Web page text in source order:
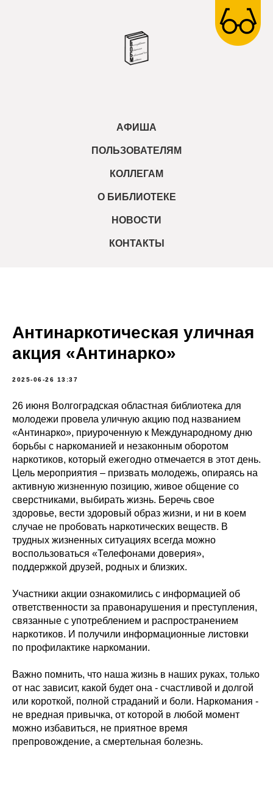
АФИША
ПОЛЬЗОВАТЕЛЯМ
КОЛЛЕГАМ
О БИБЛИОТЕКЕ
НОВОСТИ
КОНТАКТЫ
Антинаркотическая уличная
акция «Антинарко»
2025-06-26 13:37
26 июня Волгоградская областная библиотека для
молодежи провела уличную акцию под названием
«Антинарко», приуроченную к Международному дню
борьбы с наркоманией и незаконным оборотом
наркотиков, который ежегодно отмечается в этот день.
Цель мероприятия – призвать молодежь, опираясь на
активную жизненную позицию, живое общение со
сверстниками, выбирать жизнь. Беречь свое
здоровье, вести здоровый образ жизни, и ни в коем
случае не пробовать наркотических веществ. В
трудных жизненных ситуациях всегда можно
воспользоваться «Телефонами доверия»,
поддержкой друзей, родных и близких.
Участники акции ознакомились с информацией об
ответственности за правонарушения и преступления,
связанные с употреблением и распространением
наркотиков. И получили информационные листовки
по профилактике наркомании.
Важно помнить, что наша жизнь в наших руках, только
от нас зависит, какой будет она - счастливой и долгой
или короткой, полной страданий и боли. Наркомания -
не вредная привычка, от которой в любой момент
можно избавиться, не приятное время
препровождение, а смертельная болезнь.